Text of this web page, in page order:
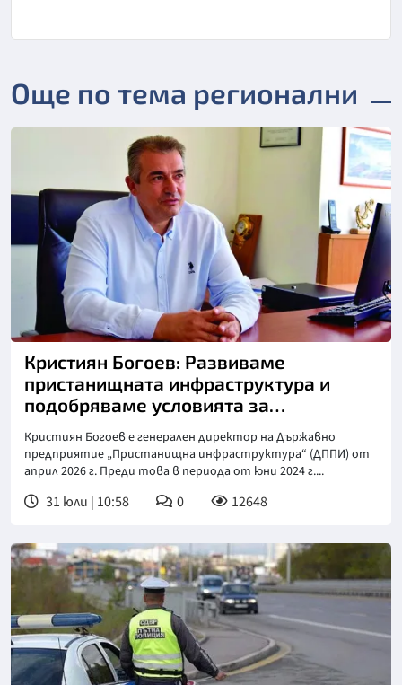
Още по тема регионални
Кристиян Богоев: Развиваме
пристанищната инфраструктура и
подобряваме условията за
Кристиян Богоев е генерален директор на Държавно
предприятие „Пристанищна инфраструктура“ (ДППИ) от
април 2026 г. Преди това в периода от юни 2024 г....
31 юли | 10:58 0 12648